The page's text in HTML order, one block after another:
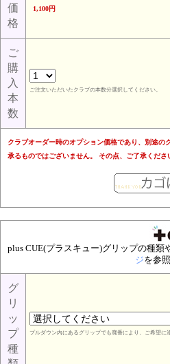
価
格
1,100円
ご
購
入
本
数
ご注文いただいたクラブの本数分選択してください。
クラブオーダー時のオプション価格であり、別途
承るものではございません。 その点、ご了承くださ
plus CUE(プラスキュー)グリップの種類
ジを参
グ
リ
ッ
プ
種
プルダウン内にあるグリップでも廃番により、ご希望に